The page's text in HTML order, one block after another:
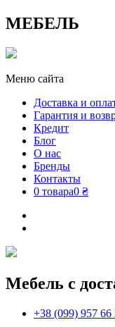
МЕБЕЛЬ
Меню сайта
Доставка и
Гарантия и
Кредит
Блог
О нас
Бренды
Контакты
0 товара0 ₴
Мебель с
+38 (099) 957 66